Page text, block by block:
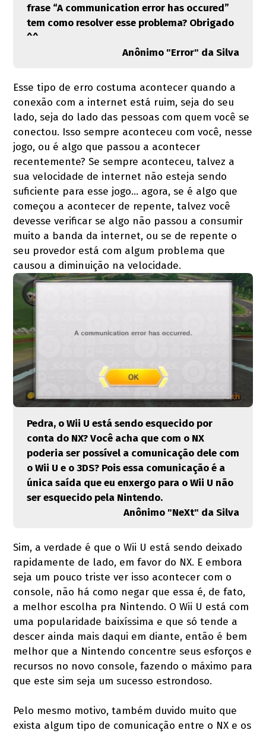
frase “A communication error has occured”
tem como resolver esse problema? Obrigado
^^
Anônimo "Error" da Silva
Esse tipo de erro costuma acontecer quando a
conexão com a internet está ruim, seja do seu
lado, seja do lado das pessoas com quem você se
conectou. Isso sempre aconteceu com você, nesse
jogo, ou é algo que passou a acontecer
recentemente? Se sempre aconteceu, talvez a
sua velocidade de internet não esteja sendo
suficiente para esse jogo… agora, se é algo que
começou a acontecer de repente, talvez você
devesse verificar se algo não passou a consumir
muito a banda da internet, ou se de repente o
seu provedor está com algum problema que
causou a diminuição na velocidade.
Pedra, o Wii U está sendo esquecido por
conta do NX? Você acha que com o NX
poderia ser possível a comunicação dele com
o Wii U e o 3DS? Pois essa comunicação é a
única saída que eu enxergo para o Wii U não
ser esquecido pela Nintendo.
Anônimo "NeXt" da Silva
Sim, a verdade é que o Wii U está sendo deixado
rapidamente de lado, em favor do NX. E embora
seja um pouco triste ver isso acontecer com o
console, não há como negar que essa é, de fato,
a melhor escolha pra Nintendo. O Wii U está com
uma popularidade baixíssima e que só tende a
descer ainda mais daqui em diante, então é bem
melhor que a Nintendo concentre seus esforços e
recursos no novo console, fazendo o máximo para
que este sim seja um sucesso estrondoso.
Pelo mesmo motivo, também duvido muito que
exista algum tipo de comunicação entre o NX e os